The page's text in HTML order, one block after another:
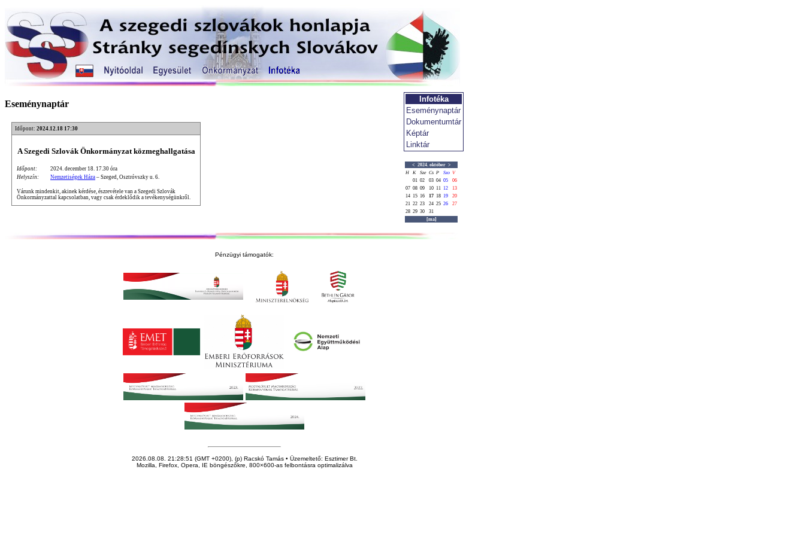
Eseménynaptár
Időpont: 2024.12.18 17:30
A Szegedi Szlovák Önkormányzat közmeghallgatása
Időpont:
2024. december 18. 17.30 óra
Helyszín:
Nemzetiségek Háza – Szeged, Osztróvszky u. 6.
Várunk mindenkit, akinek kérdése, észrevétele van a Szegedi Szlovák
Önkormányzattal kapcsolatban, vagy csak érdeklődik a tevékenységünkről.
Infotéka
Eseménynaptár
Dokumentumtár
Képtár
Linktár
< 2024. október >
H
K Sze Cs P Szo V
01 02 03 04 05
06
07 08 09 10 11 12
13
14 15 16 17 18 19
20
21 22 23 24 25 26
27
28 29 30
31
[ma]
Pénzügyi támogatók:
2026.08.08. 21:28:51 (GMT +0200), (p) Racskó Tamás • Üzemeltető: Esztimer Bt.
Mozilla, Firefox, Opera, IE böngészőkre, 800×600-as felbontásra optimalizálva